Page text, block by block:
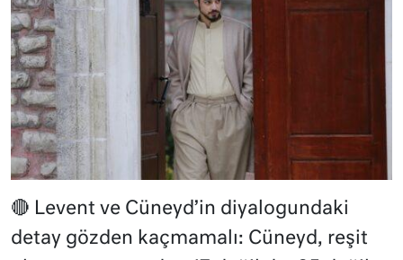
🔴 Levent ve Cüneyd’in diyalogundaki
detay gözden kaçmamalı: Cüneyd, reşit